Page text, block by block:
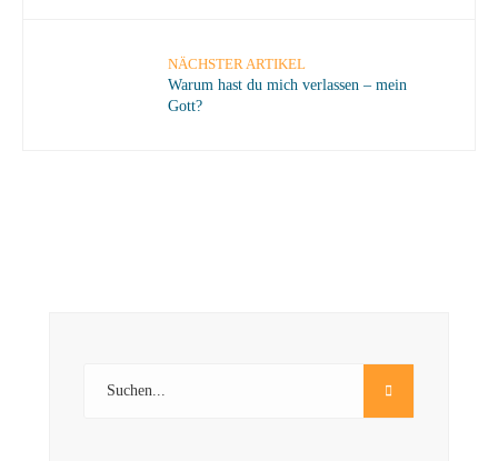
NÄCHSTER ARTIKEL
Warum hast du mich verlassen – mein
Gott?